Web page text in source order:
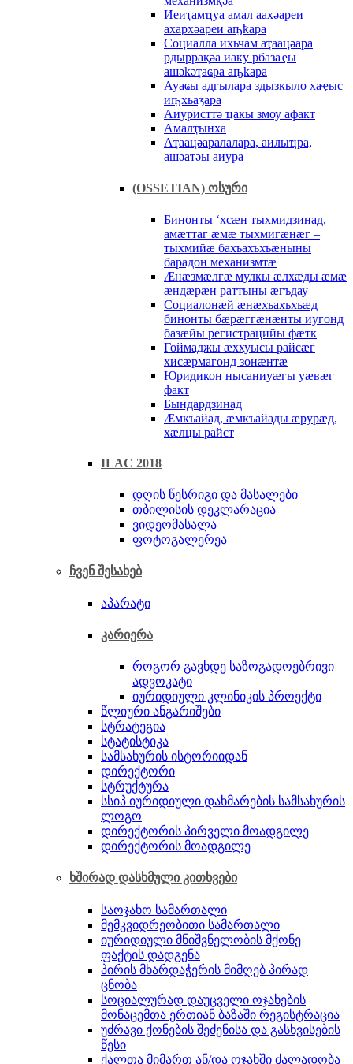
Иеиҭaмҵуa aмaл aaхәaреи
aхaрхәaреи aҧҟaрa
Социaллa ихьчaм aҭaaцәaрa
рдыррaқәa иaку рбaзaҿы
aшәҟәҭaҩрa aҧҟaрa
Ауaҩы aдгылaрa здызкыло хaҿыс
иҧхьaӡaрa
Аиуристтә ҵaкы змоу aфaкт
Амaлҭынхa
Аҭaaцәaрaлaлaрa, aилыҵрa,
aшәaтәы aиурa
(OSSETIAN) ოსური
Бинонты ‘хсæн тыхмидзинад,
амæттаг æмæ тыхмигæнæг –
тыхмийæ бахъахъхъæныны
барадон механизмтæ
Æнæзмæлгæ мулкы æлхæды æмæ
æндæрæн раттыны æгъдау
Социалонæй æнæхъахъхъæд
бинонты бæрæггæнæнты иугонд
базæйы регистрацийы фæтк
Гоймаджы æххуысы райсæг
хисæрмагонд зонæнтæ
Юридикон нысаниуæгы уæвæг
факт
Бындардзинад
Æмкъайад, æмкъайады æрурæд,
хæлцы райст
ILAC 2018
დღის წესრიგი და მასალები
თბილისის დეკლარაცია
ვიდეომასალა
ფოტოგალერეა
ჩვენ შესახებ
აპარატი
კარიერა
როგორ გავხდე საზოგადოებრივი
ადვოკატი
იურიდიული კლინიკის პროექტი
წლიური ანგარიშები
სტრატეგია
სტატისტიკა
სამსახურის ისტორიიდან
დირექტორი
სტრუქტურა
სსიპ იურიდიული დახმარების სამსახურის
ლოგო
დირექტორის პირველი მოადგილე
დირექტორის მოადგილე
ხშირად დასხმული კითხვები
საოჯახო სამართალი
მემკვიდრეობითი სამართალი
იურიდიული მნიშვნელობის მქონე
ფაქტის დადგენა
პირის მხარდაჭერის მიმღებ პირად
ცნობა
სოციალურად დაუცველი ოჯახების
მონაცემთა ერთიან ბაზაში რეგისტრაცია
უძრავი ქონების შეძენისა და გასხვისების
წესი
ქალთა მიმართ ან/და ოჯახში ძალადობა